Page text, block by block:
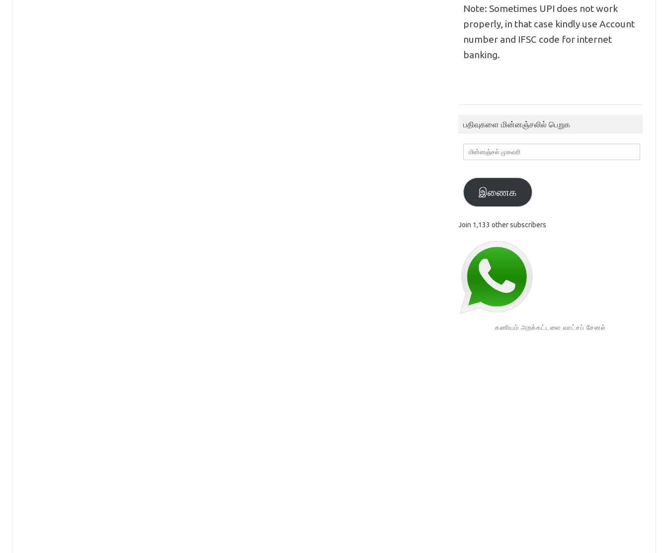
Note: Sometimes UPI does not work
properly, in that case kindly use Account
number and IFSC code for internet
banking.
பதிவுகளை மின்னஞ்சலில் பெறுக
மின்னஞ்சல்
முகவரி
இணைக
Join 1,133 other subscribers
கணியம் அறக்கட்டளை வாட்சப் சேனல்